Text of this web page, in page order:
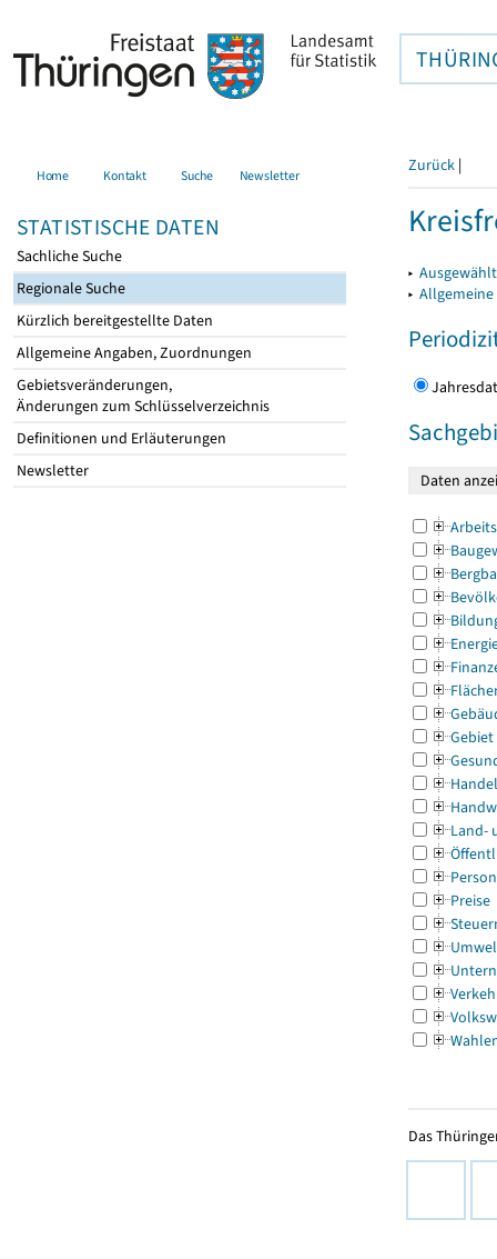
Home Kontakt Suche Newsletter
STATISTISCHE DATEN
Sachliche Suche
Regionale Suche
Kürzlich bereitgestellte Daten
Allgemeine Angaben, Zuordnungen
Gebietsveränderungen,
Änderungen zum Schlüsselverzeichnis
Definitionen und Erläuterungen
Newsletter
Zurück |
▸
▸
Gebiet
Land-
Preise
Das